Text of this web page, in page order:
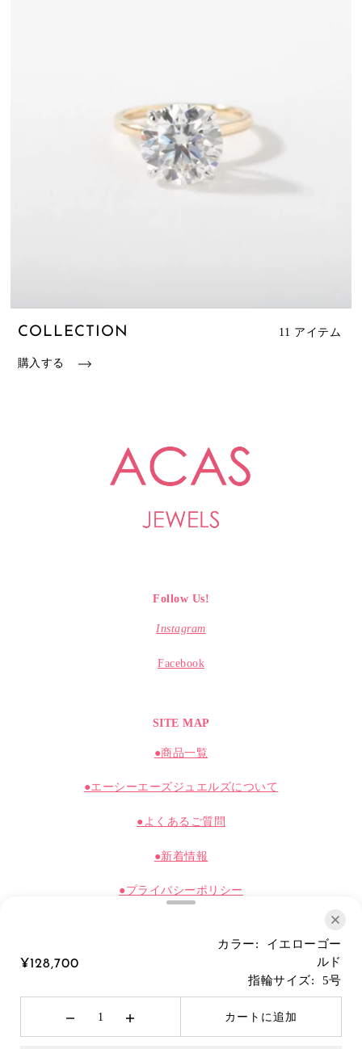
COLLECTION 11 アイテム
購入する
¥128,700
カラー:
イエローゴー
ルド
指輪サイズ:
5号
カートに追加
Follow Us!
Instagram
Facebook
SITE MAP
●商品一覧
●エーシーエーズジュエルズについて
●よくあるご質問
●新着情報
●プライバシーポリシー
© 2026 Acasjewels